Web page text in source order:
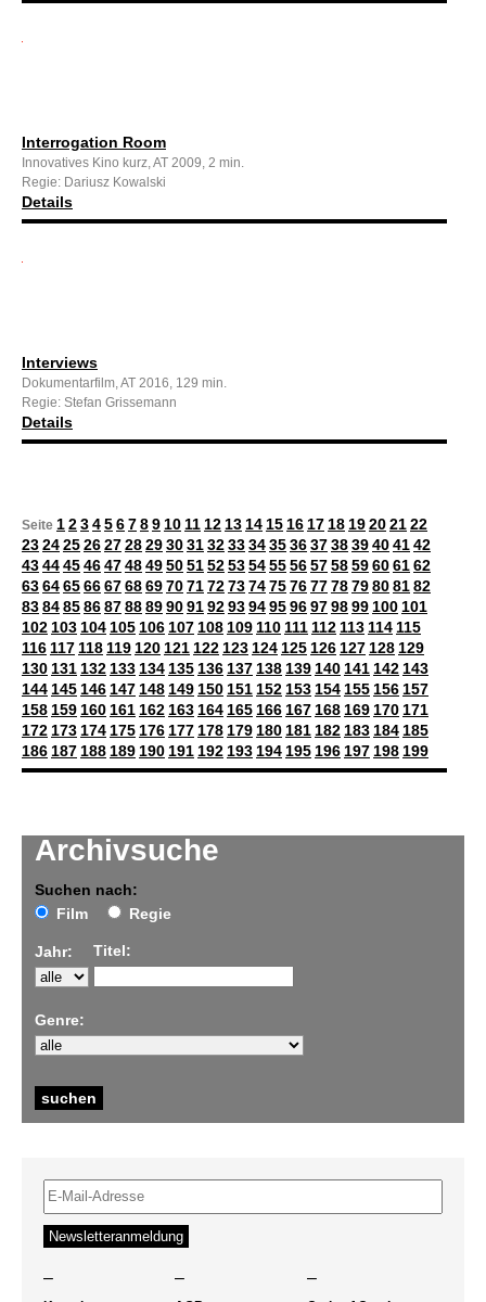
Archivsuche
Suchen nach:
Film
Regie
Jahr: Titel:
Genre:
Interrogation Room
Innovatives Kino kurz, AT 2009, 2 min.
Regie: Dariusz Kowalski
Details
Interviews
Dokumentarfilm, AT 2016, 129 min.
Regie: Stefan Grissemann
Details
Seite 123456789 10 11 12 13 14 15 16 17 18 19202122
2324252627282930313233343536373839404142
4344454647484950515253545556575859606162
6364656667686970717273747576777879808182
8384858687888990919293949596979899 100 101
102 103 104 105 106 107 108 109 110 111 112 113 114 115
116 117 118 119 120 121 122 123 124 125 126 127 128 129
130 131 132 133 134 135 136 137 138 139 140 141 142 143
144 145 146 147 148 149 150 151 152 153 154 155 156 157
158 159 160 161 162 163 164 165 166 167 168 169 170 171
172 173 174 175 176 177 178 179 180 181 182 183 184 185
186 187 188 189 190 191 192 193 194 195 196 197 198 199
– – –